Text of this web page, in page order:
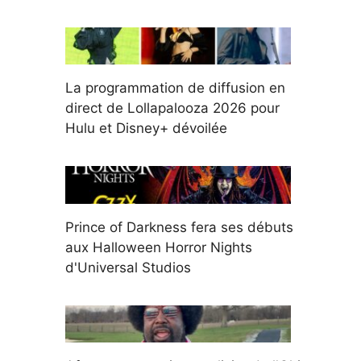
La programmation de diffusion en
direct de Lollapalooza 2026 pour
Hulu et Disney+ dévoilée
Prince of Darkness fera ses débuts
aux Halloween Horror Nights
d'Universal Studios